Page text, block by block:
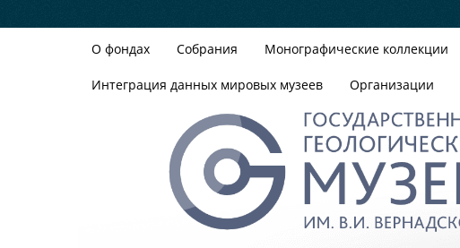
О фондах Собрания Монографические коллекции
Интеграция данных мировых музеев Организации